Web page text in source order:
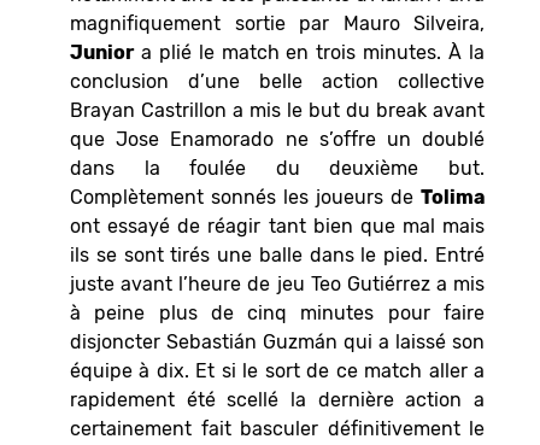
magnifiquement sortie par Mauro Silveira,
Juniora plié le match en trois minutes. À la
conclusion d’une belle action collective
Brayan Castrillon a mis le but du break avant
que Jose Enamorado ne s’offre un doublé
dans la foulée du deuxième but.
Complètement sonnés les joueurs de Tolima
ont essayé de réagir tant bien que mal mais
ils se sont tirés une balle dans le pied. Entré
juste avant l’heure de jeu Teo Gutiérrez a mis
à peine plus de cinq minutes pour faire
disjoncter Sebastián Guzmán qui a laissé son
équipe à dix. Et si le sort de ce match aller a
rapidement été scellé la dernière action a
certainement fait basculer définitivement le